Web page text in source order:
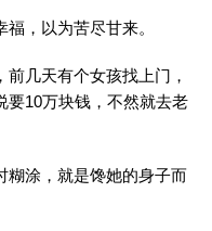
，以为苦尽甘来。
几天有个女孩找上门，
要10万块钱，不然就去老
糊涂，就是馋她的身子而